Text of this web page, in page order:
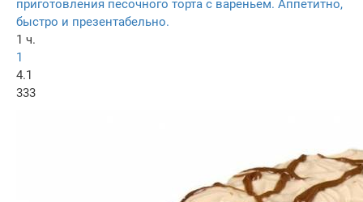
приготовления песочного торта с вареньем. Аппетитно,
быстро и презентабельно.
1 ч.
1
4.1
333